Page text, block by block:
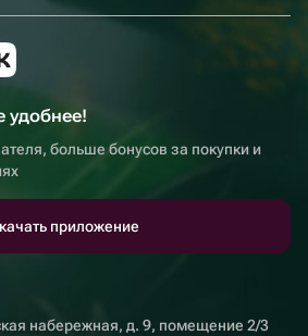
удобнее!
больше бонусов за покупки и
приложение
набережная, д. 9, помещение 2/3